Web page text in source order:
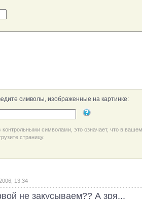
символы, изображенные на картинке:
контрольными символами, это означает, что в
страницу.
13:34
не закусываем?? А зря...